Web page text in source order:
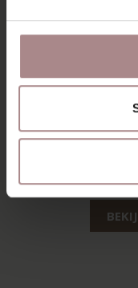
SILJA
BARKRUK |